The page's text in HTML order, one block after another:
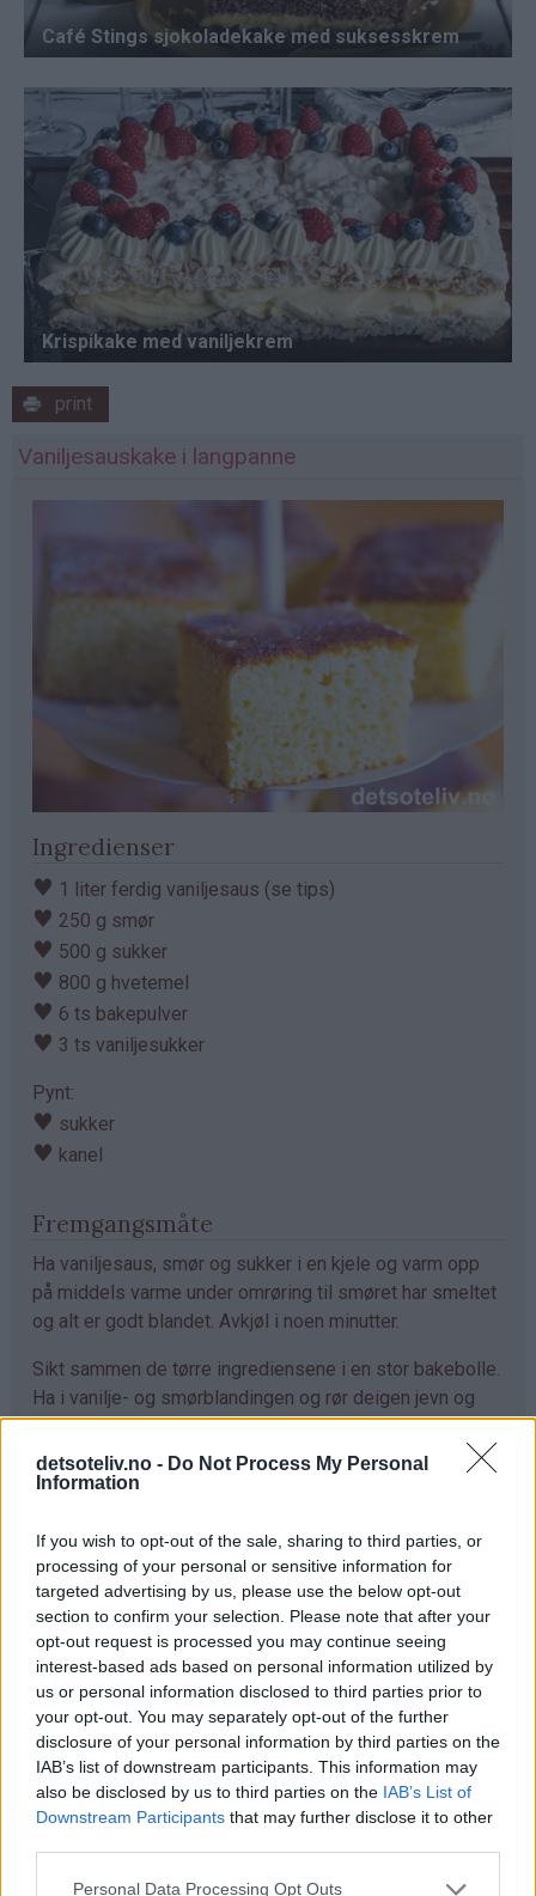
detsoteliv.no - Do Not Process My Personal
Information
If you wish to opt-out of the sale, sharing to third parties, or
processing of your personal or sensitive information for
targeted advertising by us, please use the below opt-out
section to confirm your selection. Please note that after your
opt-out request is processed you may continue seeing
interest-based ads based on personal information utilized by
us or personal information disclosed to third parties prior to
your opt-out. You may separately opt-out of the further
disclosure of your personal information by third parties on the
IAB’s list of downstream participants. This information may
also be disclosed by us to third parties on the IAB’s List of
Downstream Participants that may further disclose it to other
Personal Data Processing Opt Outs
print
Vaniljesauskake i langpanne
Ingredienser
♥ 1 liter ferdig vaniljesaus (se tips)
♥ 250 g smør
♥ 500 g sukker
♥ 800 g hvetemel
♥ 6 ts bakepulver
♥ 3 ts vaniljesukker
Pynt:
♥ sukker
♥ kanel
Fremgangsmåte
Ha vaniljesaus, smør og sukker i en kjele og varm opp
på middels varme under omrøring til smøret har smeltet
og alt er godt blandet. Avkjøl i noen minutter.
Sikt sammen de tørre ingrediensene i en stor bakebolle.
Ha i vanilje- og smørblandingen og rør deigen jevn og
klumpfri (jeg bruker en ballongvisp, se tips).
Hell deigen i en stor, bakepapirkledd langpanne (ca. 30 x
kaken midt i ovnen ved 175°C i 40 minutter. Avkjøl kaken
i formen. Del kaken i firkanter og løft kakestykkene ut av
formen med en stekespade (se tips).
Tips
♥Det går utmerket å bruke ferdigkjøpt vaniljesaus til
denne oppskriften. Jeg bruker merket "Piano"
vaniljesaus fra Tine.
♥Det er viktig at du lar vaniljesausblandingen avkjøles
før du vender inn melet, ellers kan deigen bli seig og
kaken dermed bli deigete.